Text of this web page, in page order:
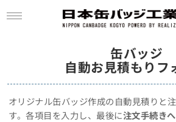
缶バッジ
自動お見積もりフ
オリジナル缶バッジ作成の自動見積りと
す。各項目を入力し、最後に注文手続き